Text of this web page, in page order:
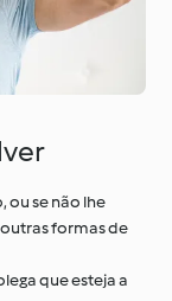
ou se não lhe
formas de
que esteja a